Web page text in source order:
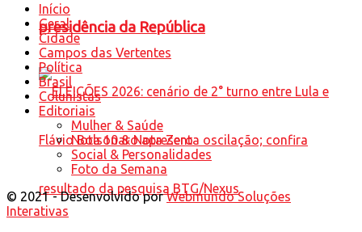
presidência da República
Início
Geral
Cidade
Campos das Vertentes
Política
Brasil
Colunistas
Editoriais
Mulher & Saúde
Nota 10 & Nota Zero
Social & Personalidades
Foto da Semana
© 2021 - Desenvolvido porWebmundo Soluções
Interativas